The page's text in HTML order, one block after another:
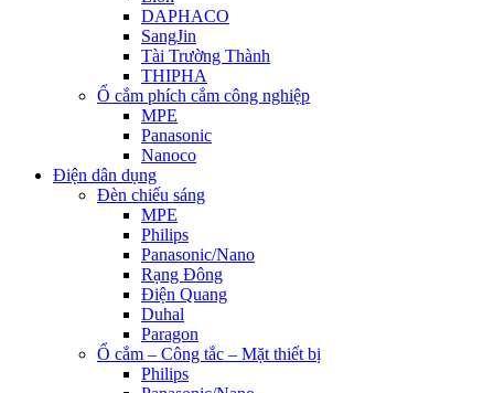
DAPHACO
SangJin
Tài Trường Thành
THIPHA
Ổ cắm phích cắm công nghiệp
MPE
Panasonic
Nanoco
Điện dân dụng
Đèn chiếu sáng
MPE
Philips
Panasonic/Nano
Rạng Đông
Điện Quang
Duhal
Paragon
Ổ cắm – Công tắc – Mặt thiết bị
Philips